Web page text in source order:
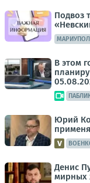
Подвоз
В этом
Юрий
Денис
мирных